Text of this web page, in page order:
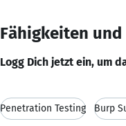
Fähigkeiten
Logg Dich jetzt ein, um
Penetration Testing Burp